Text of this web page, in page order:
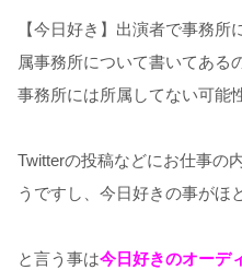
【今日好き】出演者で事務
属事務所について書いてある
事務所には所属してない可能
Twitterの投稿などにお仕事の
うですし、今日好きの事がほ
と言う事は今日好きのオーデ